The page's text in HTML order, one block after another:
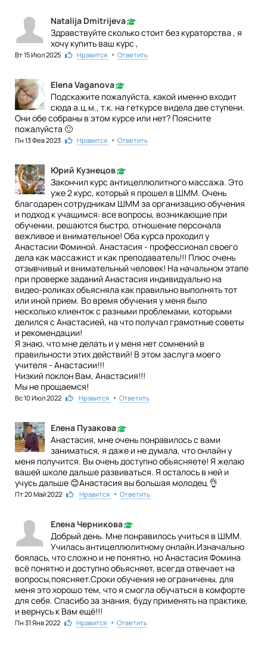
Natalija Dmitrijeva
Здравствуйте сколько стоит без кураторства , я
хочу купить ваш курс ,
Вт 15 Июл 2025 Нравится • Ответить
Elena Vaganova
Подскажите пожалуйста, какой именно входит
сюда а.ц.м., т.к. на геткурсе видела две ступени.
Они обе собраны в этом курсе или нет? Поясните
пожалуйста 🙂
Пн 13 Фев 2023 Нравится • Ответить
Юрий Кузнецов
Закончил курс антицеллюлитного массажа. Это
уже 2 курс, который я прошел в ШММ. Очень
благодарен сотрудникам ШММ за организацию обучения
и подход к учащимся: все вопросы, возникающие при
обучении, решаются быстро, отношение персонала
вежливое и внимательное! Оба курса проходил у
Анастасии Фоминой. Анастасия - профессионал своего
дела как массажист и как преподаватель!!! Плюс очень
отзывчивый и внимательный человек! На начальном этапе
при проверке заданий Анастасия индивидуально на
видео-роликах объясняла как правильно выполнять тот
или иной прием. Во время обучения у меня было
несколько клиенток с разными проблемами, которыми
делился с Анастасией, на что получал грамотные советы
и рекомендации!
Я знаю, что мне делать и у меня нет сомнений в
правильности этих действий! В этом заслуга моего
учителя - Анастасии!!!
Низкий поклон Вам, Анастасия!!!
Мы не прощаемся!
Вс 10 Июл 2022 Нравится • Ответить
Елена Пузакова
Анастасия, мне очень понравилось с вами
заниматься, я даже и не думала, что онлайн у
меня получится. Вы очень доступно объясняете! Я желаю
вашей школе дальше развиваться. Я осталось в ней и
учусь дальше 😊Анастасия вы большая молодец 👌
Пт 20 Май 2022 Нравится • Ответить
Елена Черникова
Добрый день. Мне понравилось учиться в ШММ.
Училась антицеллюлитному онлайн.Изначально
боялась, что сложно и не понятно, но Анастасия Фомина
всё понятно и доступно объясняет, всегда отвечает на
вопросы,поясняет.Сроки обучения не ограничены, для
меня это хорошо тем, что я смогла обучаться в комфорте
для себя. Спасибо за знания, буду применять на практике,
и вернусь к Вам ещё!!!
Пн 31 Янв 2022 Нравится • Ответить